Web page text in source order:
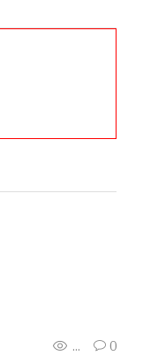
Un proiect pentru Peter
...
0